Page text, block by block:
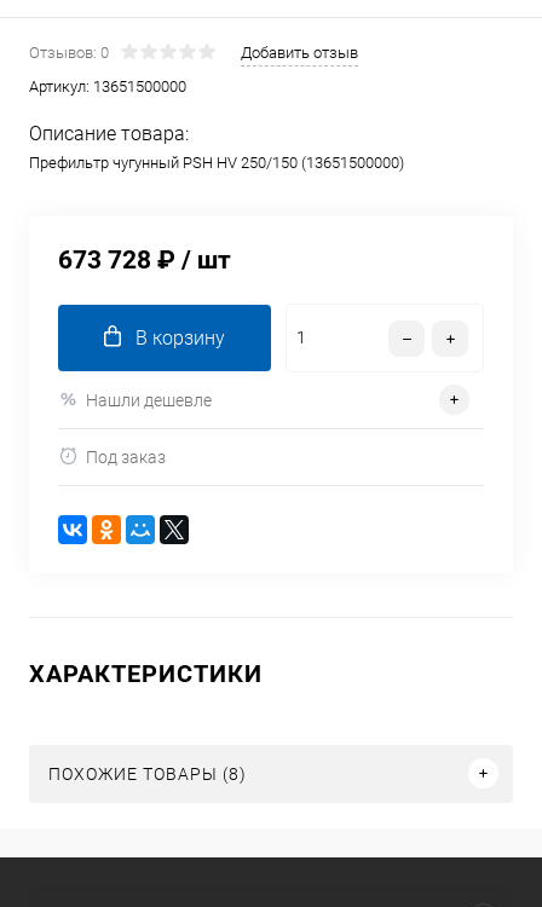
Отзывов: 0
Добавить отзыв
Артикул: 13651500000
Описание товара:
Префильтр чугунный PSH HV 250/150 (13651500000)
673 728 ₽ / шт
В корзину
Нашли дешевле
Под заказ
ХАРАКТЕРИСТИКИ
ПОХОЖИЕ ТОВАРЫ (8)